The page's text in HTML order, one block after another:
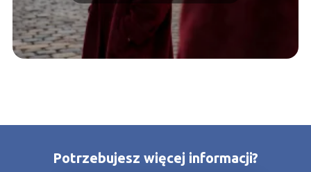
Potrzebujesz więcej informacji?